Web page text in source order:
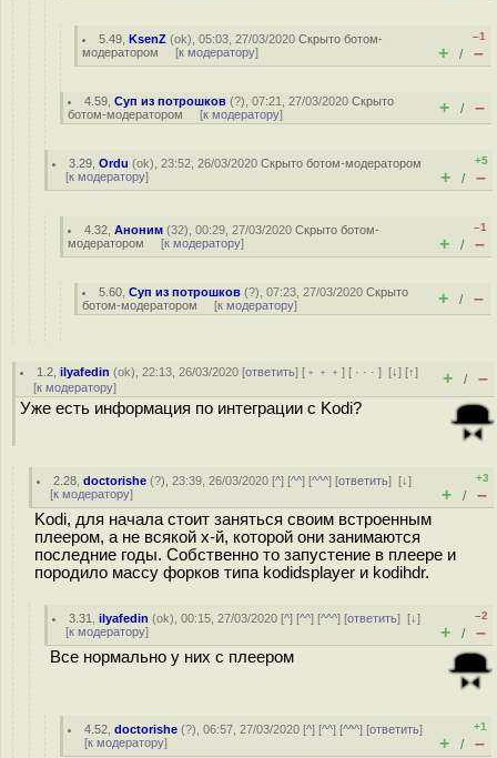
5.49 ,KsenZ (ok), 05:03, 27/03/2020Скрыто ботом-
модератором [к модератору]
–1
+ / –
4.59 ,Суп из потрошков (?), 07:21, 27/03/2020Скрыто
ботом-модератором [к модератору] + / –
3.29 ,Ordu (ok), 23:52, 26/03/2020Скрыто ботом-модератором
[к модератору]
+5
+ / –
4.32 ,Аноним (32), 00:29, 27/03/2020Скрыто ботом-
модератором [к модератору]
–1
+ / –
5.60 ,Суп из потрошков (?), 07:23, 27/03/2020Скрыто
ботом-модератором [к модератору] + / –
1.2 ,ilyafedin (ok), 22:13, 26/03/2020 [ответить] [ ﹢﹢﹢] [ · · ·][↓] [↑]
[к модератору] + / –
Уже есть информация по интеграции с Kodi?
2.28 ,doctorishe (?), 23:39, 26/03/2020 [^] [^^] [^^^] [ответить][↓]
[к модератору]
+3
+ / –
Kodi, для начала стоит заняться своим встроенным
плеером, а не всякой х-й, которой они занимаются
последние годы. Собственно то запустение в плеере и
породило массу форков типа kodidsplayer и kodihdr.
3.31 ,ilyafedin (ok), 00:15, 27/03/2020 [^] [^^] [^^^] [ответить][↓]
[к модератору]
–2
+ / –
Все нормально у них с плеером
4.52 ,doctorishe (?), 06:57, 27/03/2020 [^] [^^] [^^^] [ответить]
[к модератору]
+1
+ / –